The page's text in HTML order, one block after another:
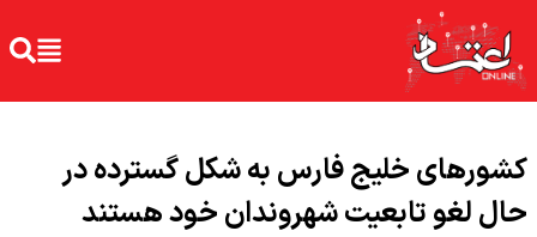
کشورهای خلیج فارس به شکل گسترده در
حال لغو تابعیت شهروندان خود هستند